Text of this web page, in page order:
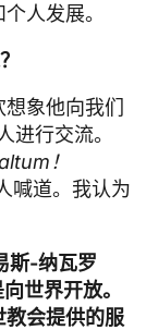
人发展。
象他向我们
行交流。
！
喊道。我认为
斯-纳瓦罗
世界开放。
教会提供的服